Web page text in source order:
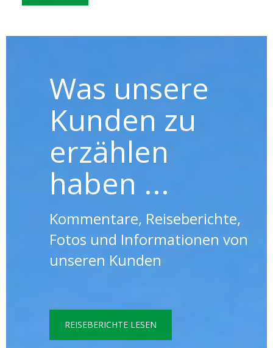
Was unsere
Kunden zu
erzählen
haben ...
Kommentare, Reiseberichte,
Fotos und Informationen von
unseren Kunden
REISEBERICHTE LESEN